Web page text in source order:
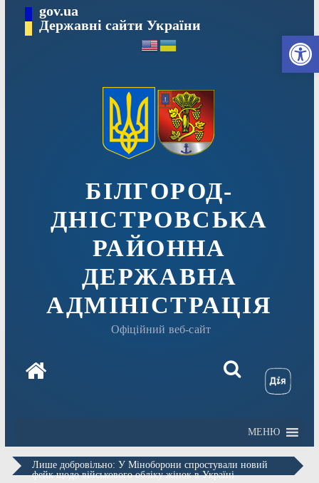
вмісту
gov.ua
Державні сайти України
БІЛГОРОД-
ДНІСТРОВСЬКА
РАЙОННА
ДЕРЖАВНА
АДМІНІСТРАЦІЯ
Офіційний веб-сайт
МЕНЮ
Лише добровільно: У Міноборони спростували новий
фейк щодо військового обліку жінок в Україні